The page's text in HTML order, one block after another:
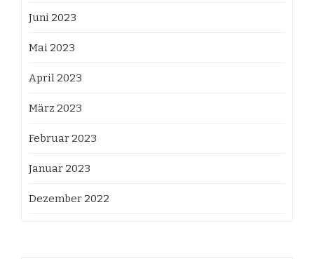
Juni 2023
Mai 2023
April 2023
März 2023
Februar 2023
Januar 2023
Dezember 2022